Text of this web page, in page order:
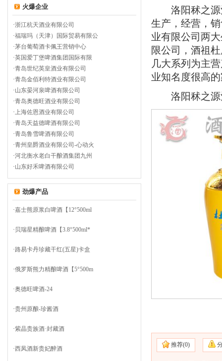
火爆企业
·浙江杭天酒业有限公司
·福瑞玛（天津）国际贸易有限公
·茅台葡萄酒卡佩王营销中心
·英国爱丁堡啤酒集团国际有限
·青岛世纪英皇酒业有限公司
·青岛金佰利特酒业有限公司
·山东晏河泉啤酒有限公司
·青岛奥德旺酒业有限公司
·上海佐恩酒业有限公司
·青岛天益德啤酒有限公司
·青岛鲁雪啤酒有限公司
·青州皇爵酒业有限公司-心动火
·河北衡水老白干酿酒集团九州
·山东好禾啤酒有限公司
劲爆产品
·嘉士熊原浆白啤酒【12°500ml
· 贝瑞星精酿啤酒【3.8°500ml*
·路易卡丹珍藏干红(五星)卡盒
·俄罗斯熊力精酿啤酒【5°500m
·奥德旺啤酒-24
·贵州原酿-珍酱酒
·紫晶贵族酒·封藏酒
·西凤酒新贵妃醉酒
洛阳秫之源
生产，经营，
业有限公司两
限公司，酒祖
几大系列为主
业知名度很高
洛阳秫之源
推荐(0)